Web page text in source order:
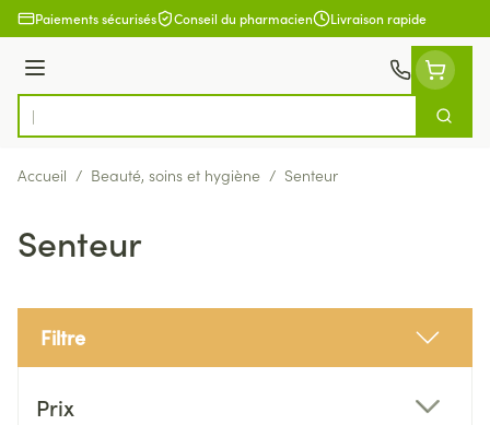
Aller au contenu
Paiements sécurisés Conseil du pharmacien Livraison rapide
Menu
Rechercher
Accueil / Beauté, soins et hygiène / Senteur
Senteur
Filtre
Prix